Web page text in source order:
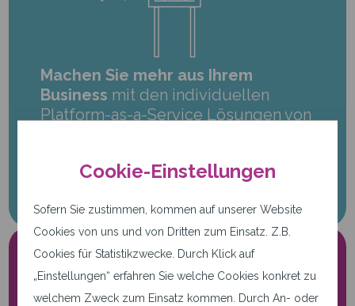
Cookie-Einstellungen
Sofern Sie zustimmen, kommen auf unserer Website
Cookies von uns und von Dritten zum Einsatz. Z.B.
Cookies für Statistikzwecke. Durch Klick auf
„Einstellungen“ erfahren Sie welche Cookies konkret zu
welchem Zweck zum Einsatz kommen. Durch An- oder
Machen Sie mehr aus Ihrem
Business mit den individuellen
Platform-as-a-Service Lösungen von
+49 721 66 24 999-0